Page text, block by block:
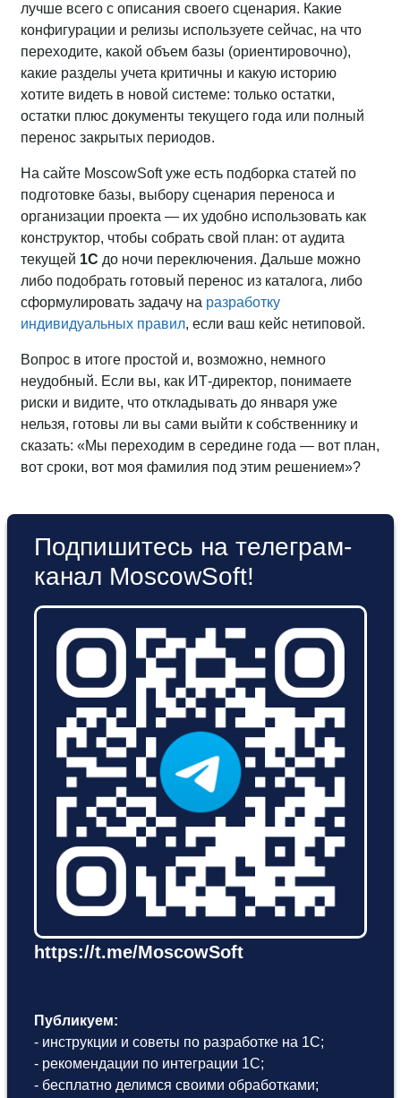
лучше всего с описания своего сценария. Какие
конфигурации и релизы используете сейчас, на что
переходите, какой объем базы (ориентировочно),
какие разделы учета критичны и какую историю
хотите видеть в новой системе: только остатки,
остатки плюс документы текущего года или полный
перенос закрытых периодов.
На сайте MoscowSoft уже есть подборка статей по
подготовке базы, выбору сценария переноса и
организации проекта — их удобно использовать как
конструктор, чтобы собрать свой план: от аудита
текущей 1С до ночи переключения. Дальше можно
либо подобрать готовый перенос из каталога, либо
сформулировать задачу на разработку
индивидуальных правил, если ваш кейс нетиповой.
Вопрос в итоге простой и, возможно, немного
неудобный. Если вы, как ИТ‑директор, понимаете
риски и видите, что откладывать до января уже
нельзя, готовы ли вы сами выйти к собственнику и
сказать: «Мы переходим в середине года — вот план,
вот сроки, вот моя фамилия под этим решением»?
Подпишитесь на телеграм-
канал MoscowSoft!
https://t.me/MoscowSoft
Публикуем:
- инструкции и советы по разработке на 1С;
- рекомендации по интеграции 1С;
- бесплатно делимся своими обработками;